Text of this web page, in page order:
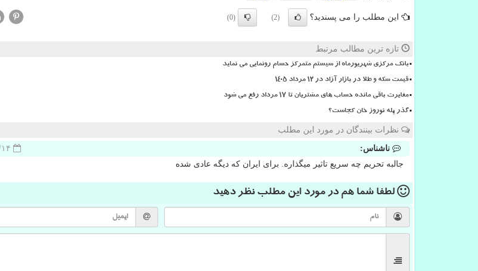
این مطلب را می پسندید؟ (2)
(0)
تازه ترین مطالب مرتبط
بانک مرکزی شهریورماه از سیستم متمرکز حسام رونمایی می نماید
قیمت سکه و طلا در بازار آزاد در ۱۲ مرداد ۱۴۰۵
مغایرت باقی مانده حساب های مشتریان تا 17 مرداد رفع می شود
گذر پله نوروز خان کجاست؟
نظرات بینندگان در مورد این مطلب
ناشناس:
جالبه تحریم چه سریع تاثیر میگذاره. برای ایران که دیگه عادی شده
لطفا شما همدر مورد این مطلب نظر دهید